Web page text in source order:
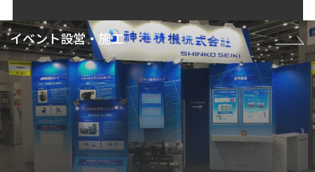
イベント設営・施工